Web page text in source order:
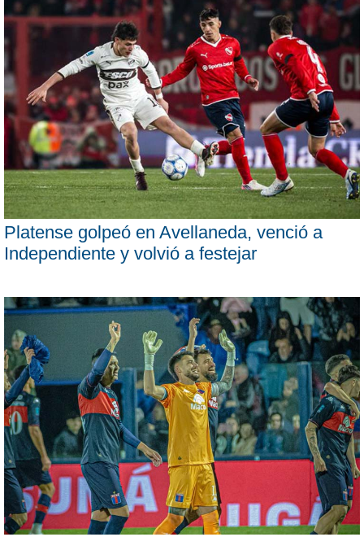
Platense golpeó en Avellaneda, venció a
Independiente y volvió a festejar